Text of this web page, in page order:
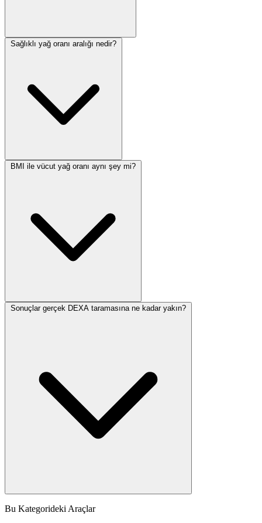
guncelleniyor.
Sağlıklı yağ oranı aralığı nedir?
BMI ile vücut yağ oranı aynı şey mi?
Sonuçlar gerçek DEXA taramasına ne kadar yakın?
Bu Kategorideki Araçlar